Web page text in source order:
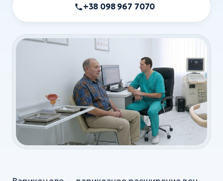
Флебология
Ортопедия и травматология
+38 098 967 7070